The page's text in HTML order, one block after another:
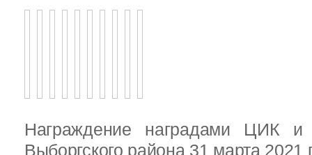
Награждение наградами ЦИК
Выборгского района 31 марта 2021